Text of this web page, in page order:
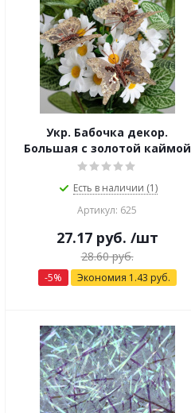
Укр. Бабочка декор.
Большая с золотой каймой
Есть в наличии (1)
Артикул: 625
27.17руб. /шт
28.60руб.
-5% Экономия 1.43 руб.